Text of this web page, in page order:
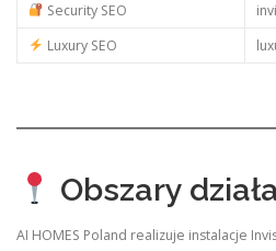
Security SEO
Luxury SEO
Obszary
AI HOMES Poland realizuje instalacje